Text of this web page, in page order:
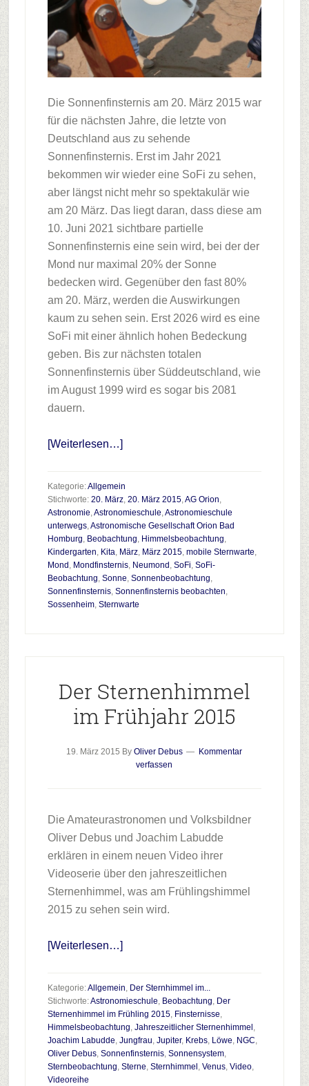
Die Sonnenfinsternis am 20. März 2015 war
für die nächsten Jahre, die letzte von
Deutschland aus zu sehende
Sonnenfinsternis. Erst im Jahr 2021
bekommen wir wieder eine SoFi zu sehen,
aber längst nicht mehr so spektakulär wie
am 20 März. Das liegt daran, dass diese am
10. Juni 2021 sichtbare partielle
Sonnenfinsternis eine sein wird, bei der der
Mond nur maximal 20% der Sonne
bedecken wird. Gegenüber den fast 80%
am 20. März, werden die Auswirkungen
kaum zu sehen sein. Erst 2026 wird es eine
SoFi mit einer ähnlich hohen Bedeckung
geben. Bis zur nächsten totalen
Sonnenfinsternis über Süddeutschland, wie
im August 1999 wird es sogar bis 2081
dauern.
[Weiterlesen…]Infos
Die
Sonnenfinsternis
am
20.
März
2015
Kategorie:Allgemein
Stichworte: 20. März, 20. März 2015,AG Orion,
Astronomie,Astronomieschule,Astronomieschule
unterwegs,Astronomische Gesellschaft Orion Bad
Homburg, Beobachtung, Himmelsbeobachtung,
Kindergarten, Kita, März, März 2015, mobile Sternwarte,
Mond , Mondfinsternis, Neumond , SoFi, SoFi-
Beobachtung, Sonne, Sonnenbeobachtung,
Sonnenfinsternis, Sonnenfinsternis beobachten,
Sossenheim, Sternwarte
Der Sternenhimmel
im Frühjahr 2015
19. März 2015 ByOliver Debus
Kommentar
verfassen
Die Amateurastronomen und Volksbildner
Oliver Debus und Joachim Labudde
erklären in einem neuen Video ihrer
Videoserie über den jahreszeitlichen
Sternenhimmel, was am Frühlingshimmel
2015 zu sehen sein wird.
[Weiterlesen…]Infos
Der
Sternenhimmel
im
Frühjahr
2015
Kategorie:Allgemein, Der Sternhimmel im...
Stichworte:Astronomieschule, Beobachtung, Der
Sternenhimmel im Frühling 2015, Finsternisse,
Himmelsbeobachtung, Jahreszeitlicher Sternenhimmel ,
Joachim Labudde, Jungfrau, Jupiter, Krebs, Löwe, NGC,
Oliver Debus, Sonnenfinsternis, Sonnensystem,
Sternbeobachtung, Sterne, Sternhimmel , Venus, Video,
Videoreihe